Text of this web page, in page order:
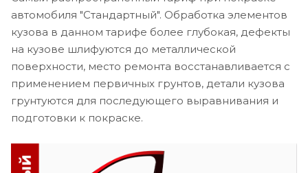
автомобиля "Стандартный". Обработка элементов
кузова в данном тарифе более глубокая, дефекты
на кузове шлифуются до металлической
поверхности, место ремонта восстанавливается с
применением первичных грунтов, детали кузова
грунтуются для последующего выравнивания и
подготовки к покраске.